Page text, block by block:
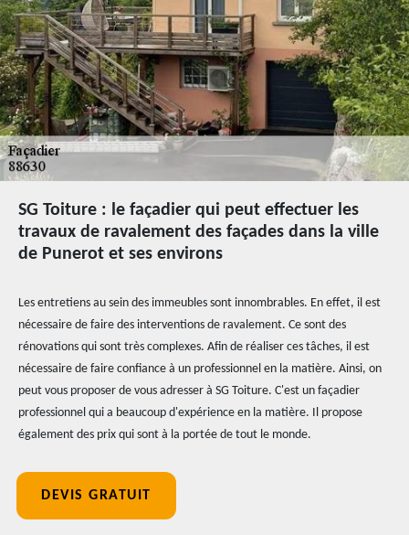
SG Toiture : le façadier qui peut effectuer les
travaux de ravalement des façades dans la ville
de Punerot et ses environs
Les entretiens au sein des immeubles sont innombrables. En effet, il est
nécessaire de faire des interventions de ravalement. Ce sont des
rénovations qui sont très complexes. Afin de réaliser ces tâches, il est
nécessaire de faire confiance à un professionnel en la matière. Ainsi, on
peut vous proposer de vous adresser à SG Toiture. C'est un façadier
professionnel qui a beaucoup d'expérience en la matière. Il propose
également des prix qui sont à la portée de tout le monde.
DEVIS GRATUIT